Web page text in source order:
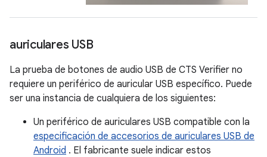
auriculares USB
La prueba de botones de audio USB de CTS Verifier no
requiere un periférico de auricular USB específico. Puede
ser una instancia de cualquiera de los siguientes:
Un periférico de auriculares USB compatible con la
especificación de accesorios de auriculares USB de
Android . El fabricante suele indicar estos